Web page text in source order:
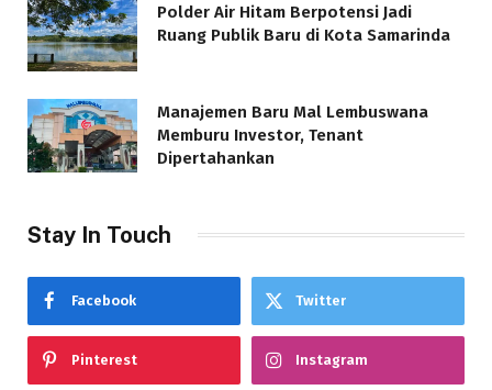
Polder Air Hitam Berpotensi Jadi
Ruang Publik Baru di Kota Samarinda
Manajemen Baru Mal Lembuswana
Memburu Investor, Tenant
Dipertahankan
Stay In Touch
Facebook Twitter
Pinterest Instagram